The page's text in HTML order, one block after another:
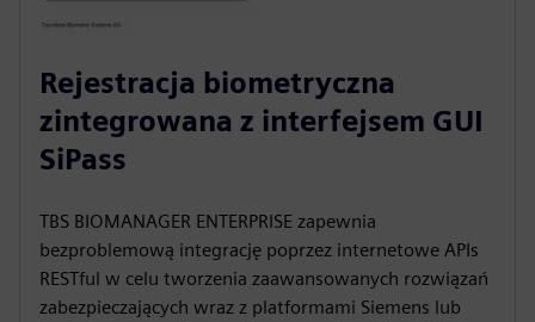
Rejestracja biometryczna
zintegrowana z interfejsem GUI
SiPass
TBS BIOMANAGER ENTERPRISE zapewnia
bezproblemową integrację poprzez internetowe APIs
RESTful w celu tworzenia zaawansowanych rozwiązań
zabezpieczających wraz z platformami Siemens lub